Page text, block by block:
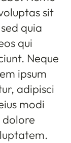
sit
quia
qui
Neque
ipsum
adipisci
modi